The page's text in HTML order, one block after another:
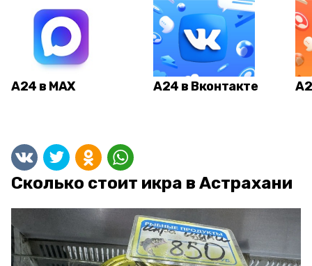
А24 в MAX А24 в Вконтакте
Сколько стоит икра в Астрахани